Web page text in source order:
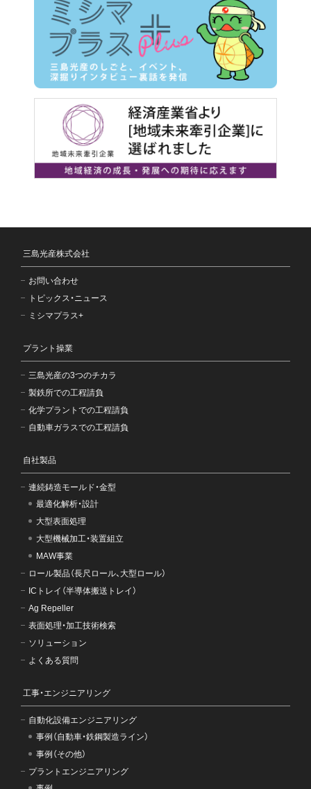
三島光産株式会社
お問い合わせ
トピックス・ニュース
ミシマプラス+
プラント操業
三島光産の3つのチカラ
製鉄所での工程請負
化学プラントでの工程請負
自動車ガラスでの工程請負
自社製品
連続鋳造モールド・金型
最適化解析・設計
大型表面処理
大型機械加工・装置組立
MAW事業
ロール製品（長尺ロール、大型ロール）
ICトレイ（半導体搬送トレイ）
Ag Repeller
表面処理・加工技術検索
ソリューション
よくある質問
工事・エンジニアリング
自動化設備エンジニアリング
事例（自動車・鉄鋼製造ライン）
事例（その他）
プラントエンジニアリング